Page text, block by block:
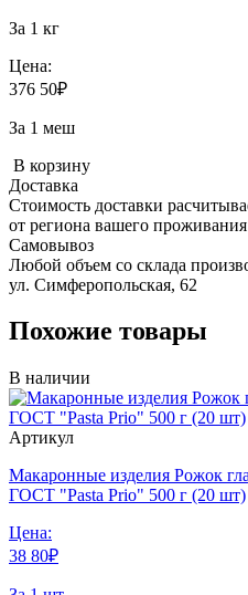
За 1 кг
Цена:
376 50₽
За 1 меш
В корзину
Доставка
Стоимость доставки
от региона вашего проживания
Самовывоз
Любой объем со склада
ул. Симферопольская, 62
Похожие товары
В наличии
Артикул
Макаронные изделия Рожок
ГОСТ "Pasta Prio" 500 г (20 шт)
Цена:
38 80₽